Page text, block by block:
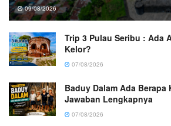
09/08/2026
Trip 3 Pulau Seribu : Ada
Kelor?
07/08/2026
Baduy Dalam Ada Berapa
Jawaban Lengkapnya
07/08/2026